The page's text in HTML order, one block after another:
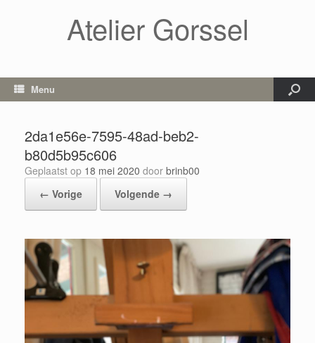
Atelier Gorssel
Menu
2da1e56e-7595-48ad-beb2-
b80d5b95c606
Geplaatst op 18 mei 2020 door brinb00
← Vorige
Volgende →